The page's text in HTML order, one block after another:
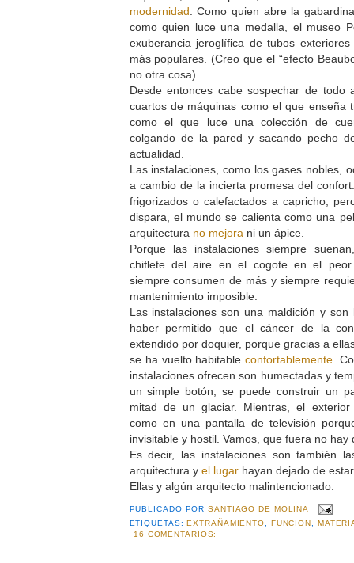
modernidad . Como quien abre la
como quien luce una medalla, el museo
exuberancia jeroglífica de tubos
más populares. (Creo que el “efecto
no otra cosa).
Desde entonces cabe sospechar de todo
cuartos de máquinas como el que enseña
como el que luce una colección de
colgando de la pared y sacando pecho
actualidad.
Las instalaciones, como los gases nobles,
a cambio de la incierta promesa del
frigorizados o calefactados a capricho,
dispara, el mundo se calienta como una
arquitectura no mejora ni un ápice.
Porque las instalaciones siempre
chiflete del aire en el cogote en el
siempre consumen de más y siempre
mantenimiento imposible.
Las instalaciones son una maldición y
haber permitido que el cáncer de la
extendido por doquier, porque gracias a
se ha vuelto habitableconfortablemente .
instalaciones ofrecen son humectadas y
un simple botón, se puede construir un
mitad de un glaciar. Mientras, el exterior
como en una pantalla de televisión
invisitable y hostil. Vamos, que fuera no hay
Es decir, las instalaciones son también
arquitectura y el lugarhayan dejado de
Ellas y algún arquitecto malintencionado.
PUBLICADO PORSANTIAGO DE MOLINA
ETIQUETAS: EXTRAÑAMIENTO, FUNCION ,
16 COMENTARIOS: